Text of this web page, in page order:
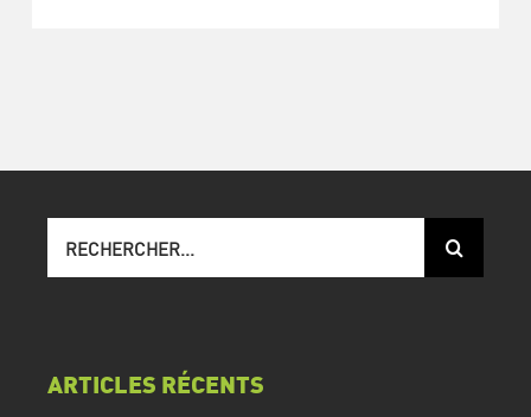
sur
ARTICLES RÉCENTS